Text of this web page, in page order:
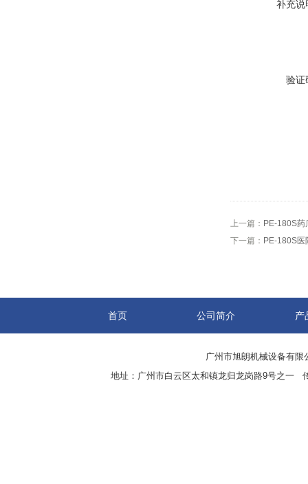
补充说
验证
上一篇： PE-180S
下一篇： PE-180S
首页 公司简介 产
广州市旭朗机械设备有限
地址：广州市白云区太和镇龙归龙岗路9号之一